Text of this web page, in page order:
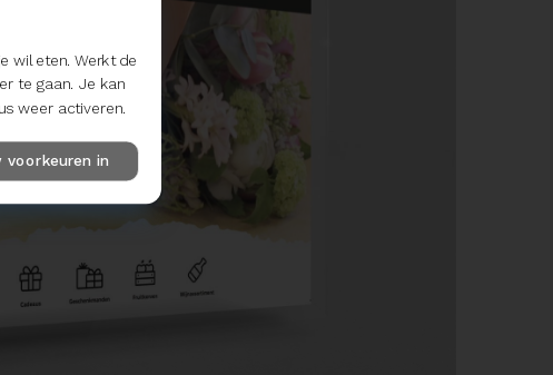
wil eten. Werkt de
te gaan. Je kan
weer activeren.
voorkeuren in